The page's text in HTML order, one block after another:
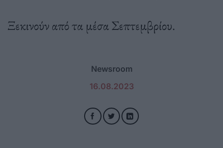
Ξεκινούν από τα μέσα Σεπτεμβρίου.
Newsroom
16.08.2023